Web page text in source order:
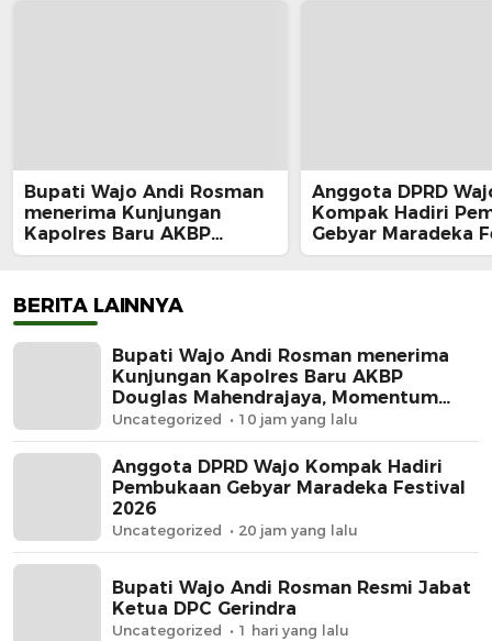
Bupati Wajo Andi Rosman
menerima Kunjungan
Kapolres Baru AKBP
Douglas Mahendrajaya,
Sinergi
Anggota DPRD
Kompak Hadiri
Gebyar Maradeka
2026
BERITA LAINNYA
Bupati Wajo Andi Rosman menerima
Kunjungan Kapolres Baru AKBP
Douglas Mahendrajaya, Momentum
Memperkuat Sinergi
Uncategorized 10 jam yang lalu
Anggota DPRD Wajo Kompak Hadiri
Pembukaan Gebyar Maradeka Festival
2026
Uncategorized 20 jam yang lalu
Bupati Wajo Andi Rosman Resmi Jabat
Ketua DPC Gerindra
Uncategorized 1 hari yang lalu